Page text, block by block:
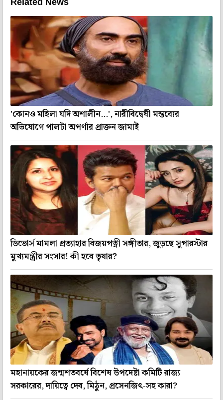
'কোনও মহিলা যদি অশালীন...', নারীবিদ্বেষী মন্তব্যের
অভিযোগে পালটা অপর্ণার প্রাক্তন জামাই
ডিভোর্স মামলা প্রত্যাহার বিজয়পত্নী সঙ্গীতার, জুড়ছে সুপারস্টার
মুখ্যমন্ত্রীর সংসার! কী হবে তৃষার?
মহানায়কের জন্মশতবর্ষে বিশেষ উপদেষ্টা কমিটি রাজ্য
সরকারের, দায়িত্বে দেব, মিঠুন, প্রসেনজিৎ-সহ কারা?